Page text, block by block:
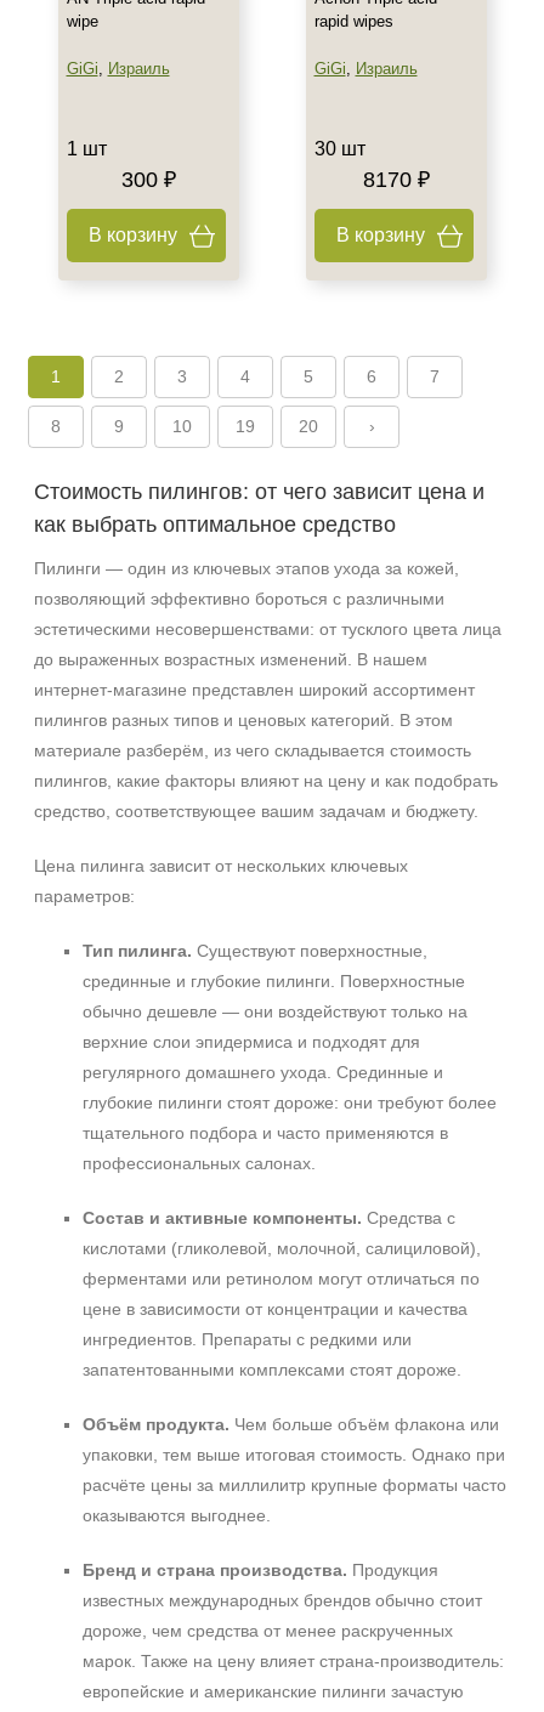
wipe
GiGi, Израиль
1 шт
300 ₽
В корзину
rapid wipes
GiGi, Израиль
30 шт
8170 ₽
В корзину
1 2 3 4 5 6 7
8 9 10 19 20 ›
Стоимость пилингов: от чего зависит цена и
как выбрать оптимальное средство
Пилинги — один из ключевых этапов ухода за кожей,
позволяющий эффективно бороться с различными
эстетическими несовершенствами: от тусклого цвета лица
до выраженных возрастных изменений. В нашем
интернет‑магазине представлен широкий ассортимент
пилингов разных типов и ценовых категорий. В этом
материале разберём, из чего складывается стоимость
пилингов, какие факторы влияют на цену и как подобрать
средство, соответствующее вашим задачам и бюджету.
Цена пилинга зависит от нескольких ключевых
параметров:
Тип пилинга. Существуют поверхностные,
срединные и глубокие пилинги. Поверхностные
обычно дешевле — они воздействуют только на
верхние слои эпидермиса и подходят для
регулярного домашнего ухода. Срединные и
глубокие пилинги стоят дороже: они требуют более
тщательного подбора и часто применяются в
профессиональных салонах.
Состав и активные компоненты. Средства с
кислотами (гликолевой, молочной, салициловой),
ферментами или ретинолом могут отличаться по
цене в зависимости от концентрации и качества
ингредиентов. Препараты с редкими или
запатентованными комплексами стоят дороже.
Объём продукта. Чем больше объём флакона или
упаковки, тем выше итоговая стоимость. Однако при
расчёте цены за миллилитр крупные форматы часто
оказываются выгоднее.
Бренд и страна производства. Продукция
известных международных брендов обычно стоит
дороже, чем средства от менее раскрученных
марок. Также на цену влияет страна-производитель:
европейские и американские пилинги зачастую
+7 (929) 933-09-89